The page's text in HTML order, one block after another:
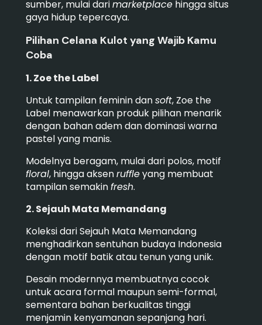
sumber, mulai darimarketplacehingga situs
gaya hidup tepercaya.
Pilihan Celana Kulot yang Wajib Kamu
Coba
1. Zoe the Label
Untuk tampilan feminin dansoft, Zoe the
Label menawarkan produk pilihan menarik
dengan bahan adem dan dominasi warna
pastel yang manis.
Modelnya beragam, mulai dari polos, motif
floral, hingga aksenruffleyang membuat
tampilan semakinfresh.
2. Sejauh Mata Memandang
Koleksi dari Sejauh Mata Memandang
menghadirkan sentuhan budaya Indonesia
dengan motif batik atau tenun yang unik.
Desain modernnya membuatnya cocok
untuk acara formal maupun semi-formal,
sementara bahan berkualitas tinggi
menjamin kenyamanan sepanjang hari.